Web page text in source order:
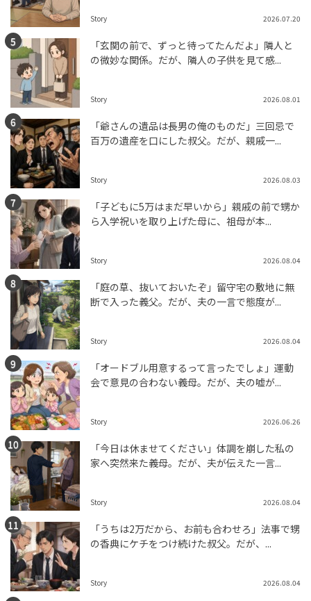
Story 2026.07.20
「玄関の前で、ずっと待ってたんだよ」隣人と
の微妙な関係。だが、隣人の子供を見て感...
Story 2026.08.01
「爺さんの遺品は長男の俺のものだ」三回忌で
百万の遺産を口にした叔父。だが、親戚一...
Story 2026.08.03
「子どもに5万はまだ早いから」親戚の前で甥か
ら入学祝いを取り上げた母に、祖母が本...
Story 2026.08.04
「庭の草、抜いておいたぞ」留守宅の敷地に無
断で入った義父。だが、夫の一言で態度が...
Story 2026.08.04
「オードブル用意するって言ったでしょ」運動
会で意見の合わない義母。だが、夫の嘘が...
Story 2026.06.26
「今日は休ませてください」体調を崩した私の
家へ突然来た義母。だが、夫が伝えた一言...
Story 2026.08.04
「うちは2万だから、お前も合わせろ」法事で甥
の香典にケチをつけ続けた叔父。だが、...
Story 2026.08.04